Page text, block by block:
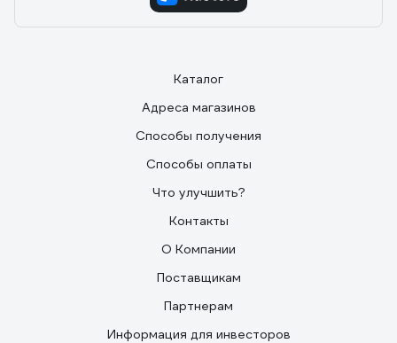
Каталог
Адреса магазинов
Способы получения
Способы оплаты
Что улучшить?
Контакты
О Компании
Поставщикам
Партнерам
Информация для инвесторов